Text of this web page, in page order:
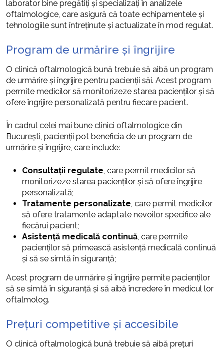
laborator bine pregătiți și specializați în analizele
oftalmologice, care asigură că toate echipamentele și
tehnologiile sunt întreținute și actualizate în mod regulat.
Program de urmărire și îngrijire
O clinică oftalmologică bună trebuie să aibă un program
de urmărire și îngrijire pentru pacienții săi. Acest program
permite medicilor să monitorizeze starea pacienților și să
ofere îngrijire personalizată pentru fiecare pacient.
În cadrul celei mai bune clinici oftalmologice din
București, pacienții pot beneficia de un program de
urmărire și îngrijire, care include:
Consultații regulate , care permit medicilor să
monitorizeze starea pacienților și să ofere îngrijire
personalizată;
Tratamente personalizate , care permit medicilor
să ofere tratamente adaptate nevoilor specifice ale
fiecărui pacient;
Asistență medicală continuă , care permite
pacienților să primească asistență medicală continuă
și să se simtă în siguranță;
Acest program de urmărire și îngrijire permite pacienților
să se simtă în siguranță și să aibă încredere în medicul lor
oftalmolog.
Prețuri competitive și accesibile
O clinică oftalmologică bună trebuie să aibă prețuri